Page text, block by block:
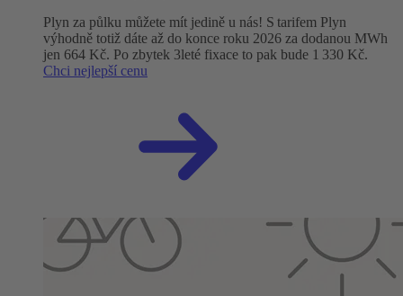
Plyn za půlku můžete mít jedině u nás! S tarifem Plyn
výhodně totiž dáte až do konce roku 2026 za dodanou MWh
jen 664 Kč. Po zbytek 3leté fixace to pak bude 1 330 Kč.
Chci nejlepší cenu